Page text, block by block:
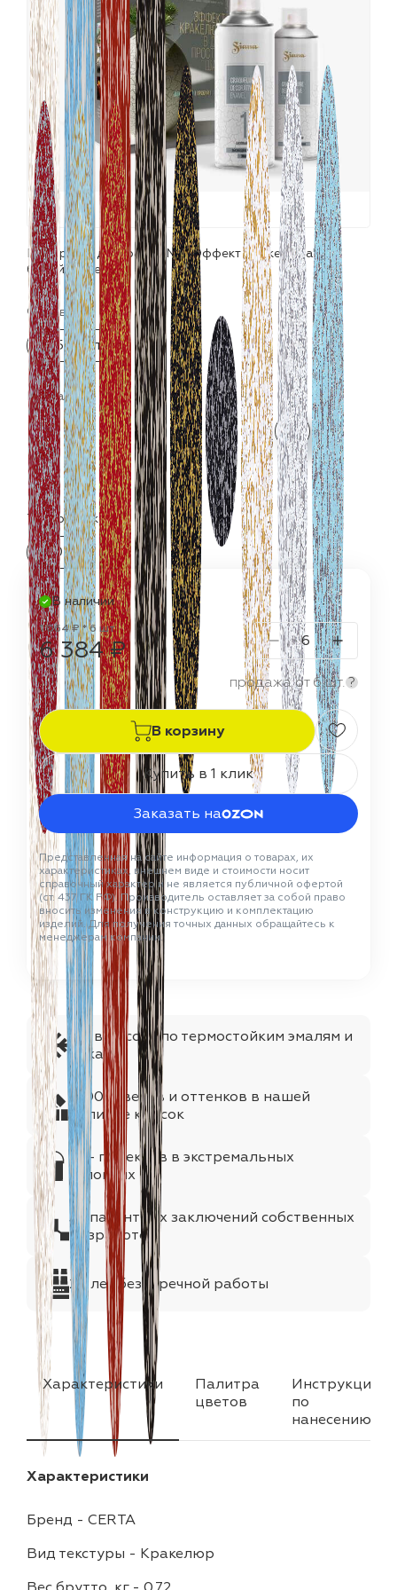
и эмали
Набор для декора SIANA "Эффект Кракелюра"
белый+серебро
Фасовка:
2х520 мл
Цвета:
Термостойкость:
150 °C
В наличии
1 064 ₽ * 6 шт
6 384 ₽
продажа от 6 шт. ?
В корзину
Купить в 1 клик
Заказать на
Представленная на сайте информация о товарах, их
характеристиках, внешнем виде и стоимости носит
справочный характер и не является публичной офертой
(ст. 437 ГК РФ). Производитель оставляет за собой право
вносить изменения в конструкцию и комплектацию
изделий. Для получения точных данных обращайтесь к
менеджерам компании.
№1 в России по термостойким эмалям и
лакам
1000+цветов и оттенков в нашей
палитре красок
75+ проектов в экстремальных
условиях
35 патентных заключений собственных
разработок
25 лет безупречной работы
Характеристики
Палитра
цветов
Инструкция
по
нанесению
Характеристики
Бренд - CERTA
Вид текстуры - Кракелюр